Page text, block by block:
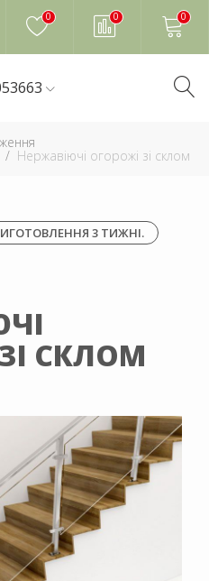
0 0 0
Нержавіючі огорожі зі склом
3 ТИЖНІ.
СКЛОМ